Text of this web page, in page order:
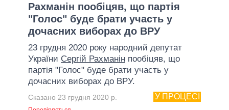
ВСІ ПЕРСОНИ
Рахманін пообіцяв, що партія
"Голос" буде брати участь у
дочасних виборах до ВРУ
23 грудня 2020 року народний депутат
України Сергій Рахманін пообіцяв, що
партія "Голос" буде брати участь у
дочасних виборах до ВРУ.
У ПРОЦЕСІ
Сказано 23 грудня 2020 р.